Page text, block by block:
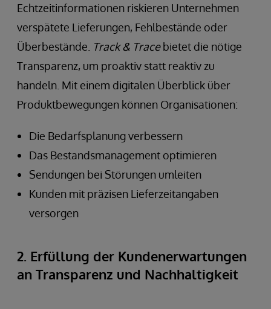
Echtzeitinformationen riskieren Unternehmen
verspätete Lieferungen, Fehlbestände oder
Überbestände. Track & Tracebietet die nötige
Transparenz, um proaktiv statt reaktiv zu
handeln. Mit einem digitalen Überblick über
Produktbewegungen können Organisationen:
Die Bedarfsplanung verbessern
Das Bestandsmanagement optimieren
Sendungen bei Störungen umleiten
Kunden mit präzisen Lieferzeitangaben
versorgen
2. Erfüllung der Kundenerwartungen
an Transparenz und Nachhaltigkeit